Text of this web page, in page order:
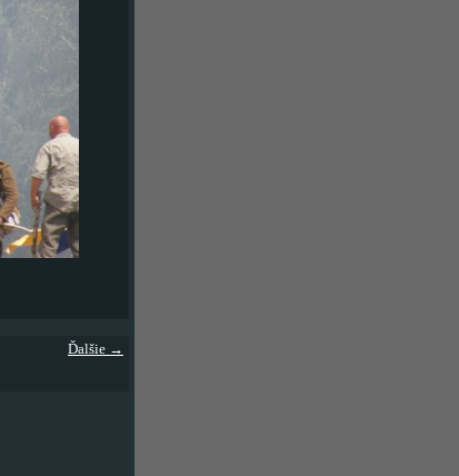
Ďalšie →